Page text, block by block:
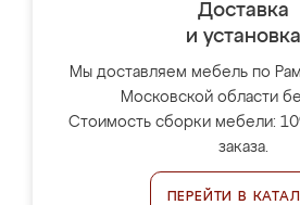
Доставка
и установка
Мы доставляем мебель по
Московской области
Стоимость сборки мебели:
заказа.
ПЕРЕЙТИ В